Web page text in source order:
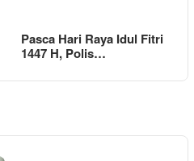
Pasca Hari Raya Idul Fitri
1447 H, Polis…